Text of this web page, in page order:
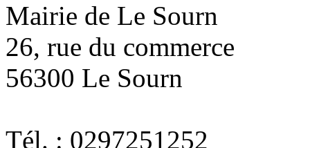
Mairie de Le Sourn
26, rue du commerce
56300 Le Sourn
Tél. : 0297251252